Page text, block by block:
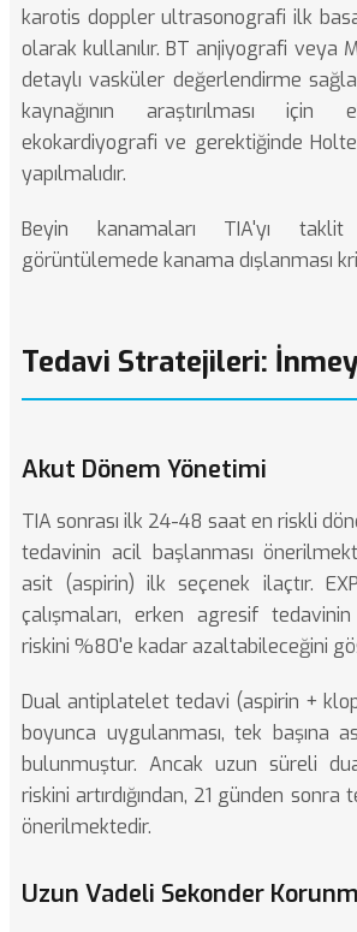
karotis doppler ultrasonografi ilk
olarak kullanılır. BT anjiyografi veya
detaylı vasküler değerlendirme
kaynağının araştırılması için
ekokardiyografi ve gerektiğinde
yapılmalıdır.
Beyin kanamaları TIA'yı taklit
görüntülemede kanama dışlanması
Tedavi Stratejileri:
Akut Dönem Yönetimi
TIA sonrası ilk 24-48 saat en riskli
tedavinin acil başlanması
asit (aspirin) ilk seçenek ilaçtır.
çalışmaları, erken agresif
riskini %80'e kadar azaltabileceğini
Dual antiplatelet tedavi (aspirin +
boyunca uygulanması, tek başına
bulunmuştur. Ancak uzun süreli
riskini artırdığından, 21 günden
önerilmektedir.
Uzun Vadeli Sekonder